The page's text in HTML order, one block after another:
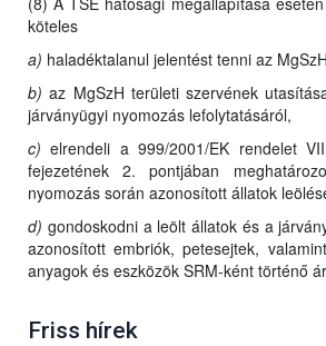
köteles
a) haladéktalanul jelentést tenni az
b)az MgSzH területi szervének
járványügyi nyomozás lefolytatásáról,
c)elrendeli a 999/2001/EK rendelet
fejezetének 2. pontjában
nyomozás során azonosított állatok
d) gondoskodni a leölt állatok és a
azonosított embriók, petesejtek,
anyagok és eszközök SRM-ként történő
Friss hírek